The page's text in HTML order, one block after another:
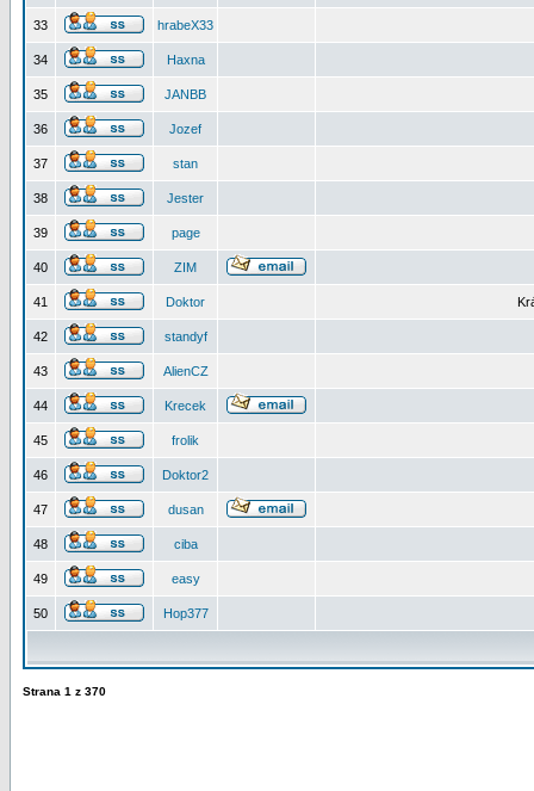
33 hrabeX33
34 Haxna
35 JANBB
36 Jozef
37 stan
38 Jester
39 page
40 ZIM
41 Doktor
42 standyf
43 AlienCZ
44 Krecek
45 frolik
46 Doktor2
47 dusan
48 ciba
49 easy
50 Hop377
Strana 1 z 370